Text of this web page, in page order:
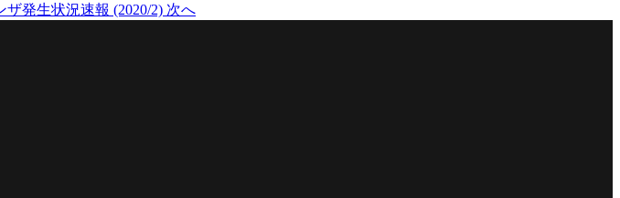
発生状況速報 (2020/2) 次へ